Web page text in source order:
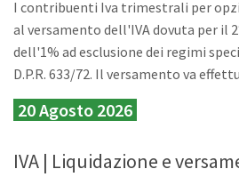
I contribuenti Iva trimestrali per
al versamento dell'IVA dovuta per il
dell'1% ad esclusione dei regimi
D.P.R. 633/72. Il versamento va
20 Agosto 2026
IVA | Liquidazione e